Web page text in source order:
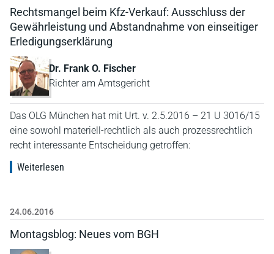
Rechtsmangel beim Kfz-Verkauf: Ausschluss der
Gewährleistung und Abstandnahme von einseitiger
Erledigungserklärung
Dr. Frank O. Fischer
Richter am Amtsgericht
Das OLG München hat mit Urt. v. 2.5.2016 – 21 U 3016/15
eine sowohl materiell-rechtlich als auch prozessrechtlich
recht interessante Entscheidung getroffen:
Weiterlesen
24.06.2016
Montagsblog: Neues vom BGH